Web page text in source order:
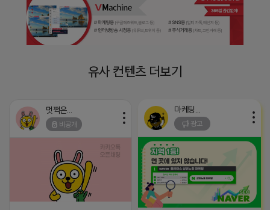
유사 컨텐츠 더보기
멋쩍은 튜브
비공개 광고